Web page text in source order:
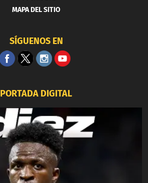
MAPA DEL SITIO
SÍGUENOS EN
PORTADA DIGITAL